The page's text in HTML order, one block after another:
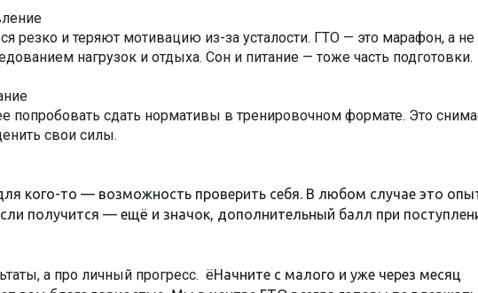
резко и теряют мотивацию из-за усталости. ГТО — это марафон, а не
нагрузок и отдыха. Сон и питание — тоже часть подготовки.
попробовать сдать нормативы в тренировочном формате. Это
свои силы.
кого-то — возможность проверить себя. В любом случае это
получится — ещё и значок, дополнительный балл при
а про личный прогресс. ёНачните с малого и уже через месяц